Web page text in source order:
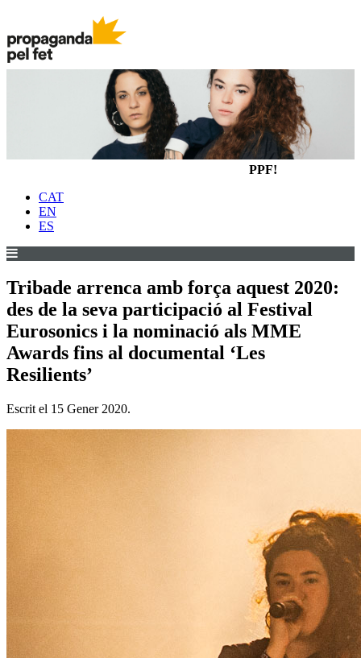
PPF!
CAT
EN
ES
Tribade arrenca amb força aquest 2020:
des de la seva participació al Festival
Eurosonics i la nominació als MME
Awards fins al documental ‘Les
Resilients’
Escrit el 15 Gener 2020.